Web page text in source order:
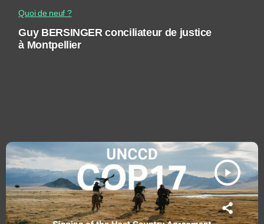
Quoi de neuf ?
Guy BERSINGER conciliateur de justice
à Montpellier
play_arrow